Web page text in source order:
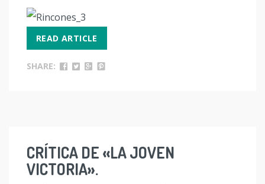
READ ARTICLE
SHARE:
CRÍTICA DE «LA JOVEN
VICTORIA».